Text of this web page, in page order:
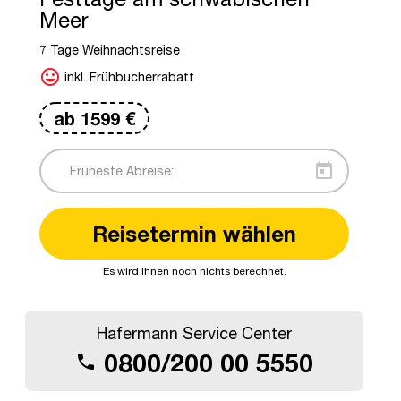
Meer
7 Tage Weihnachtsreise
mood inkl. Frühbucherrabatt
ab 1599 €
today
Reisetermin wählen
Es wird Ihnen noch nichts berechnet.
Hafermann Service Center
call 0800/200 00 5550